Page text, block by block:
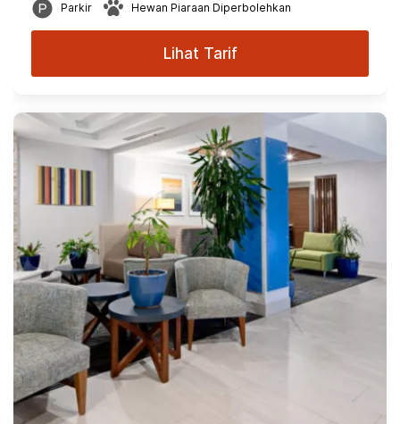
Parkir Hewan Piaraan Diperbolehkan
Lihat Tarif